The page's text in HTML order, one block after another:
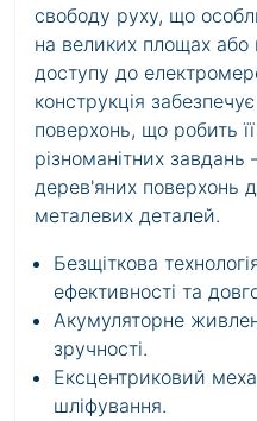
свободу руху, що
на великих площах
доступу до
конструкція
поверхонь, що робить
різноманітних завдань
дерев'яних поверхонь
металевих деталей.
Безщіткова
ефективності та
Акумуляторне
зручності.
Ексцентриковий
шліфування.